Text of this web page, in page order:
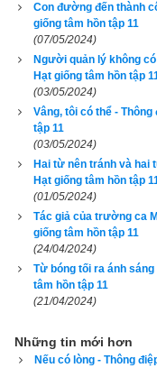
câu đáp: “Không sao,
Mary ngước mắt lên
ấy, tôi linh cảm rằng
hơn chuyện cài hoa
là ngày giỗ của mẹ
chút ít.
- Tôi hiểu rồi! - Tôi
không muốn khuấy
Tôi biết điều này thật
- Không. Tôi không
Nhưng dẫu sao, đối
biết không...
Con đường đến thành
giống tâm hồn tập 11
(07/05/2024)
Người quản lý không
Hạt giống tâm hồn tập
(03/05/2024)
Vâng, tôi có thể -
tập 11
(03/05/2024)
Hai từ nên tránh và hai
Hạt giống tâm hồn tập
(01/05/2024)
Tác giả của trường ca
giống tâm hồn tập 11
(24/04/2024)
Từ bóng tối ra ánh
tâm hồn tập 11
(21/04/2024)
Những tin mới hơn
Nếu có lòng - Thông